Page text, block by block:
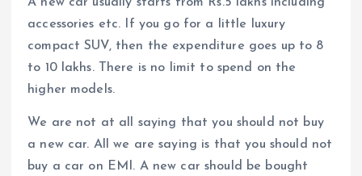
accessories etc. If you go for a little luxury
compact SUV, then the expenditure goes up to 8
to 10 lakhs. There is no limit to spend on the
higher models.
We are not at all saying that you should not buy
a new car. All we are saying is that you should not
buy a car on EMI. A new car should be bought